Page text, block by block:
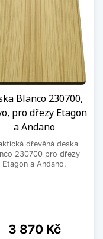
Blanco 230700,
pro dřezy Etagon
a Andano
dřevěná deska
230700 pro dřezy
Etagon a Andano.
Cena
3 870 Kč